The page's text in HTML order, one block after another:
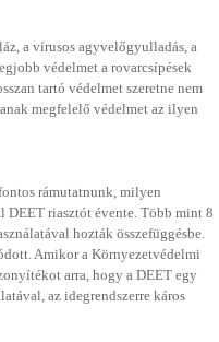
a vírusos agyvelőgyulladás, a
védelmet a rovarcsípések
tartó védelmet szeretne nem
megfelelő védelmet az ilyen
rámutatnunk, milyen
DEET riasztót évente. Több mint 8
hozták összefüggésbe.
Amikor a Környezetvédelmi
arra, hogy a DEET egy
az idegrendszerre káros